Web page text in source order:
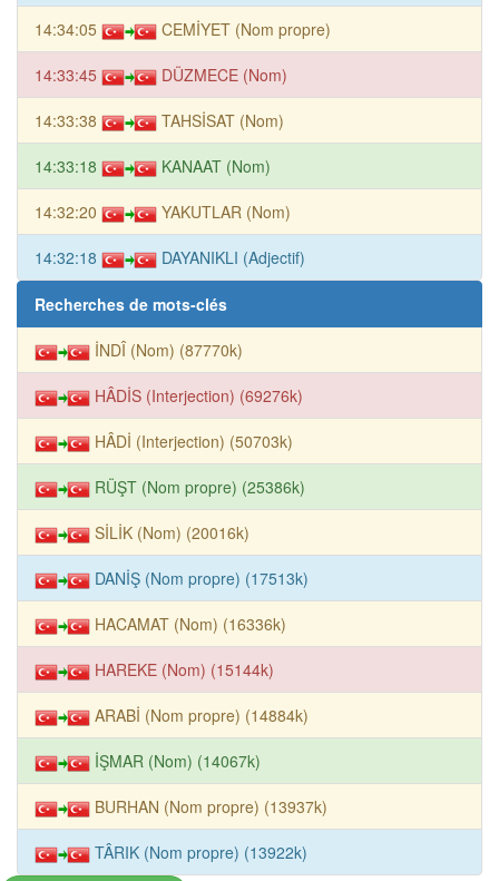
14:34:05 CEMİYET (Nom propre)
14:33:45 DÜZMECE (Nom)
14:33:38 TAHSİSAT (Nom)
14:33:18 KANAAT (Nom)
14:32:20 YAKUTLAR (Nom)
14:32:18 DAYANIKLI (Adjectif)
Recherches de mots-clés
İNDÎ (Nom) (87770k)
HÂDİS (Interjection) (69276k)
HÂDİ (Interjection) (50703k)
RÜŞT (Nom propre) (25386k)
SİLİK (Nom) (20016k)
DANİŞ (Nom propre) (17513k)
HACAMAT (Nom) (16336k)
HAREKE (Nom) (15144k)
ARABİ (Nom propre) (14884k)
İŞMAR (Nom) (14067k)
BURHAN (Nom propre) (13937k)
TÂRIK (Nom propre) (13922k)